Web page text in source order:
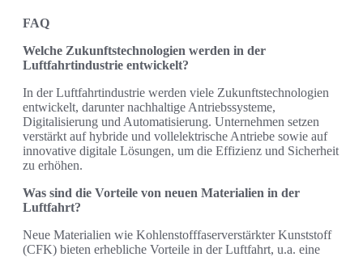
FAQ
Welche Zukunftstechnologien werden in der
Luftfahrtindustrie entwickelt?
In der Luftfahrtindustrie werden viele Zukunftstechnologien
entwickelt, darunter nachhaltige Antriebssysteme,
Digitalisierung und Automatisierung. Unternehmen setzen
verstärkt auf hybride und vollelektrische Antriebe sowie auf
innovative digitale Lösungen, um die Effizienz und Sicherheit
zu erhöhen.
Was sind die Vorteile von neuen Materialien in der
Luftfahrt?
Neue Materialien wie Kohlenstofffaserverstärkter Kunststoff
(CFK) bieten erhebliche Vorteile in der Luftfahrt, u.a. eine